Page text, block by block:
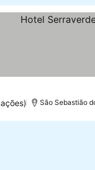
São Sebastião